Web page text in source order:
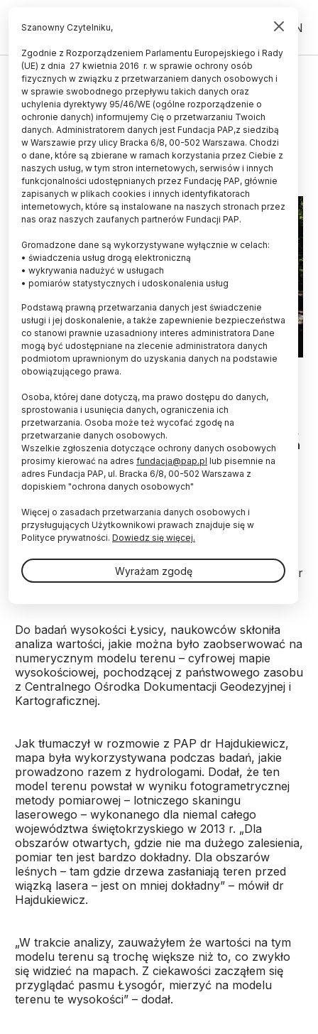
PL EN
ZIEMIA
Badania: Łysica wyższa, niż do tej
pory uznawano
30.12.2018
aktualizacja: 30.12.2018
5 minut czytania
Świeta Katarzyna (Łysica), 17.05.2013 Łysica(612m n.p.m.)
najwyższy szczyt Gór Świetokrzyskich.Podejście od strony
mw/obm PAP/Michał Walczak
Nie 612 metrów n.p.m., a niemal 614 metrów n.p.m.
ma najwyższy szczyt Gór Świętokrzyskich, Łysica
– wynika z badań naukowców Politechniki
Świętokrzyskiej. Co ciekawe najwyższy punkt
znajduje się nie na tym wierzchołku wzniesienia,
Pomiary przeprowadzili dwaj naukowcy z katedry
Geotechniki, Geomatyki i Gospodarki Odpadami
kieleckiej uczelni, dr Maciej Hajdukiewicz i dr inż. Ihor
Romanyshyn.
Do badań wysokości Łysicy, naukowców skłoniła
analiza wartości, jakie można było zaobserwować na
numerycznym modelu terenu – cyfrowej mapie
wysokościowej, pochodzącej z państwowego zasobu
z Centralnego Ośrodka Dokumentacji Geodezyjnej i
Kartograficznej.
Jak tłumaczył w rozmowie z PAP dr Hajdukiewicz,
mapa była wykorzystywana podczas badań, jakie
prowadzono razem z hydrologami. Dodał, że ten
model terenu powstał w wyniku fotogrametrycznej
metody pomiarowej – lotniczego skaningu
laserowego – wykonanego dla niemal całego
województwa świętokrzyskiego w 2013 r. „Dla
obszarów otwartych, gdzie nie ma dużego zalesienia,
pomiar ten jest bardzo dokładny. Dla obszarów
leśnych – tam gdzie drzewa zasłaniają teren przed
wiązką lasera – jest on mniej dokładny” – mówił dr
Hajdukiewicz.
„W trakcie analizy, zauważyłem że wartości na tym
modelu terenu są trochę większe niż to, co zwykło
się widzieć na mapach. Z ciekawości zacząłem się
przyglądać pasmu Łysogór, mierzyć na modelu
terenu te wysokości” – dodał.
Szanowny Czytelniku,
Zgodnie z Rozporządzeniem Parlamentu Europejskiego i Rady
(UE) z dnia 27 kwietnia 2016 r. w sprawie ochrony osób
fizycznych w związku z przetwarzaniem danych osobowych i
w sprawie swobodnego przepływu takich danych oraz
uchylenia dyrektywy 95/46/WE (ogólne rozporządzenie o
ochronie danych) informujemy Cię o przetwarzaniu Twoich
danych. Administratorem danych jest Fundacja PAP,z siedzibą
w Warszawie przy ulicy Bracka 6/8, 00-502 Warszawa. Chodzi
o dane, które są zbierane w ramach korzystania przez Ciebie z
naszych usług, w tym stron internetowych, serwisów i innych
funkcjonalności udostępnianych przez Fundację PAP, głównie
zapisanych w plikach cookies i innych identyfikatorach
internetowych, które są instalowane na naszych stronach przez
nas oraz naszych zaufanych partnerów Fundacji PAP.
Gromadzone dane są wykorzystywane wyłącznie w celach:
• świadczenia usług drogą elektroniczną
• wykrywania nadużyć w usługach
• pomiarów statystycznych i udoskonalenia usług
Podstawą prawną przetwarzania danych jest świadczenie
usługi i jej doskonalenie, a także zapewnienie bezpieczeństwa
co stanowi prawnie uzasadniony interes administratora Dane
mogą być udostępniane na zlecenie administratora danych
podmiotom uprawnionym do uzyskania danych na podstawie
obowiązującego prawa.
Osoba, której dane dotyczą, ma prawo dostępu do danych,
sprostowania i usunięcia danych, ograniczenia ich
przetwarzania. Osoba może też wycofać zgodę na
przetwarzanie danych osobowych.
Wszelkie zgłoszenia dotyczące ochrony danych osobowych
prosimy kierować na adres fundacja@pap.pl lub pisemnie na
adres Fundacja PAP, ul. Bracka 6/8, 00-502 Warszawa z
dopiskiem "ochrona danych osobowych"
Więcej o zasadach przetwarzania danych osobowych i
przysługujących Użytkownikowi prawach znajduje się w
Polityce prywatności. Dowiedz się więcej.
Wyrażam zgodę